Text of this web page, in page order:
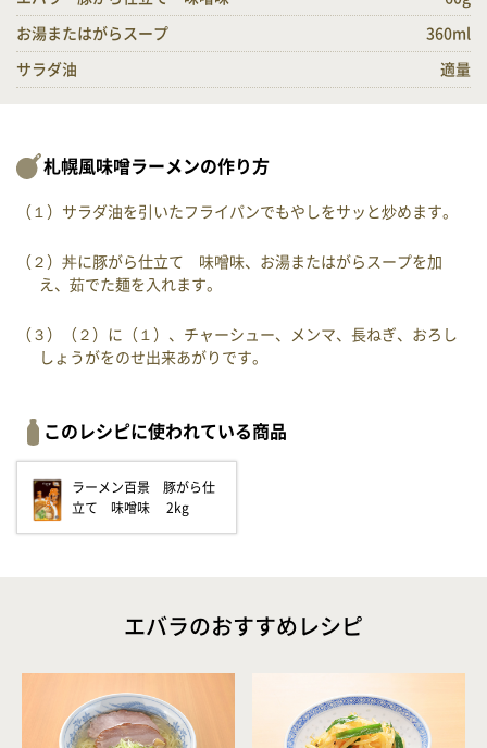
お湯またはがらスープ 360ml
サラダ油 適量
札幌風味噌ラーメンの作り方
（１）サラダ油を引いたフライパンでもやしをサッと炒めます。
（２）丼に豚がら仕立て 味噌味、お湯またはがらスープを加
え、茹でた麺を入れます。
（３）（２）に（１）、チャーシュー、メンマ、長ねぎ、おろし
しょうがをのせ出来あがりです。
このレシピに使われている商品
ラーメン百景 豚がら仕
立て 味噌味 2kg
エバラのおすすめレシピ